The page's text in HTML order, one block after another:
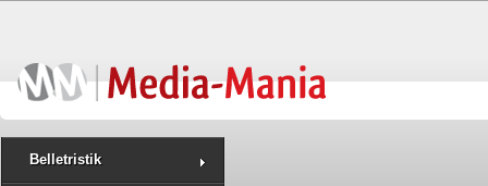
Belletristik